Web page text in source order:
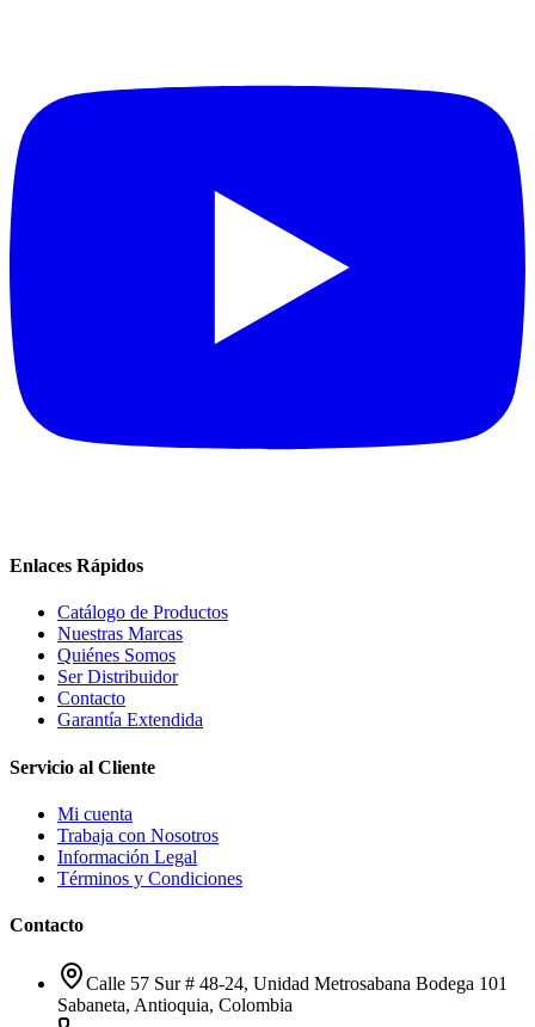
Enlaces Rápidos
Catálogo de Productos
Nuestras Marcas
Quiénes Somos
Ser Distribuidor
Contacto
Garantía Extendida
Servicio al Cliente
Mi cuenta
Trabaja con Nosotros
Información Legal
Términos y Condiciones
Contacto
Calle 57 Sur # 48-24, Unidad Metrosabana Bodega 101
Sabaneta, Antioquia, Colombia